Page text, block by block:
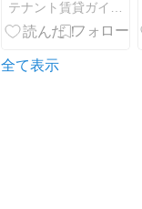
容師が新店舗
をオープン｜
としたこだわ
全て表示